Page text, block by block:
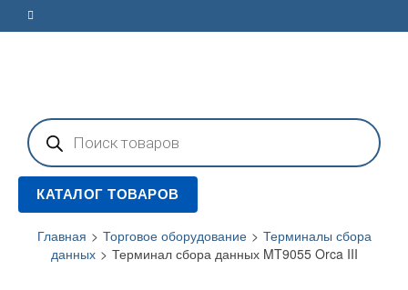
Поиск
товаров
КАТАЛОГ ТОВАРОВ
Главная > Торговое оборудование > Терминалы сбора
данных > Терминал сбора данных MT9055 Orca III